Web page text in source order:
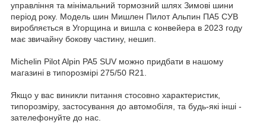
управління та мінімальний тормозний шлях Зимові шини
період року. Модель шин Мишлен Пилот Альпин ПА5 СУВ
виробляється в Угорщина и вишла с конвейера в 2023 году
має звичайну бокову частину, нешип.
Michelin Pilot Alpin PA5 SUV можно придбати в нашому
магазині в типорозмірі 275/50 R21.
Якщо у вас виникли питання стосовно характеристик,
типорозміру, застосування до автомобіля, та будь-які інші -
зателефонуйте до нас.